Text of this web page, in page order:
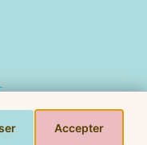
Accepter